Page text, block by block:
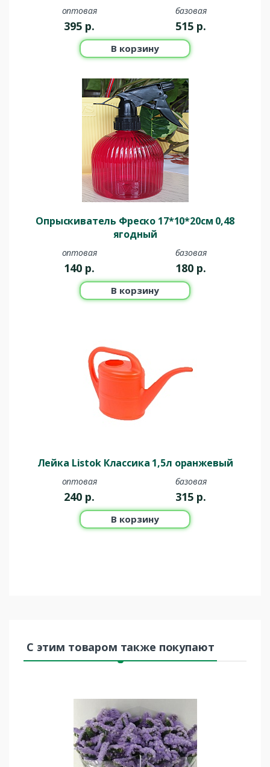
оптовая
395 р.
базовая
515 р.
В корзину
Опрыскиватель Фреско 17*10*20см 0,48
ягодный
оптовая
140 р.
базовая
180 р.
В корзину
Лейка Listok Классика 1,5л оранжевый
оптовая
240 р.
базовая
315 р.
В корзину
С этим товаром также покупают